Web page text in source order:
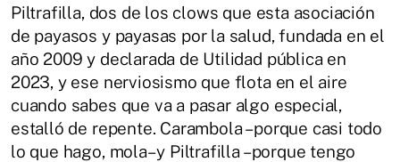
Piltrafilla, dos de los clows que esta asociación
de payasos y payasas por la salud, fundada en el
año 2009 y declarada de Utilidad pública en
2023, y ese nerviosismo que flota en el aire
cuando sabes que va a pasar algo especial,
estalló de repente. Carambola –porque casi todo
lo que hago, mola– y Piltrafilla –porque tengo